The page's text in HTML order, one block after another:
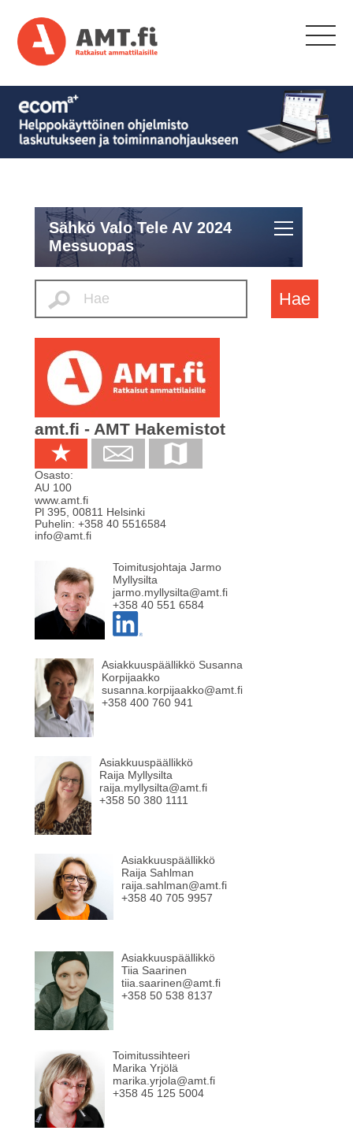
Sähkö Valo Tele AV 2024
Messuopas
Hae
amt.fi - AMT Hakemistot
Osasto:
AU 100
www.amt.fi
Pl 395 00811 Helsinki
Puhelin: +358 40 5516584
info@amt.fi
Toimitusjohtaja Jarmo
Myllysilta
jarmo.myllysilta@amt.fi
+358 40 551 6584
Asiakkuuspäällikkö Susanna
Korpijaakko
susanna.korpijaakko@amt.fi
+358 400 760 941
Asiakkuuspäällikkö
Raija Myllysilta
raija.myllysilta@amt.fi
+358 50 380 1111
Asiakkuuspäällikkö
Raija Sahlman
raija.sahlman@amt.fi
+358 40 705 9957
Asiakkuuspäällikkö
Tiia Saarinen
tiia.saarinen@amt.fi
+358 50 538 8137
Toimitussihteeri
Marika Yrjölä
marika.yrjola@amt.fi
+358 45 125 5004